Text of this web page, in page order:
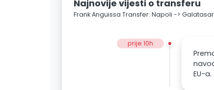
Najnovije vijesti o transferu
Frank Anguissa Transfer: Napoli ->
prije 10h
EU-a.